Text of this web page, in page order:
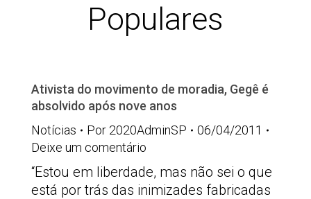
Populares
Ativista do movimento de moradia, Gegê é
absolvido após nove anos
Notícias
Por 2020AdminSP
06/04/2011
Deixe um comentário
“Estou em liberdade, mas não sei o que
está por trás das inimizades fabricadas